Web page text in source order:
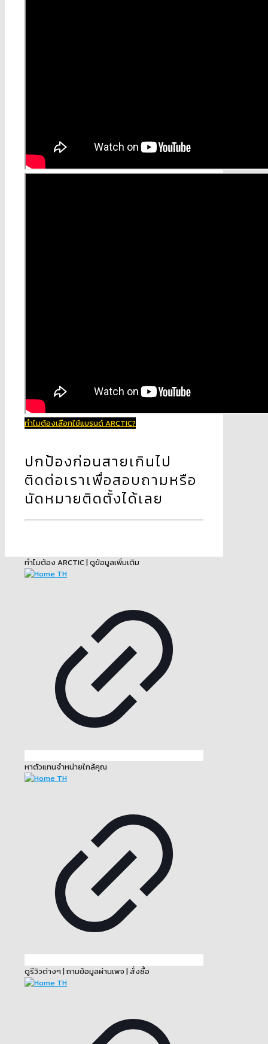
ทำไมต้องเลือกใช้แบรนด์ ARCTIC?
ปกป้องก่อนสายเกินไป
ติดต่อเราเพื่อสอบถามหรือ
นัดหมายติดตั้งได้เลย
ทำไมต้อง ARCTIC | ดูข้อมูลเพิ่มเติม
หาตัวแทนจำหน่ายใกล้คุณ
ดูรีวิวต่างๆ | ถามข้อมูลผ่านเพจ | สั่งซื้อ